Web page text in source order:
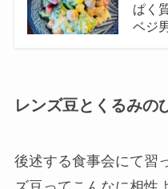
ぱく
ベジ
レンズ豆とくるみの
後述する食事会にて習